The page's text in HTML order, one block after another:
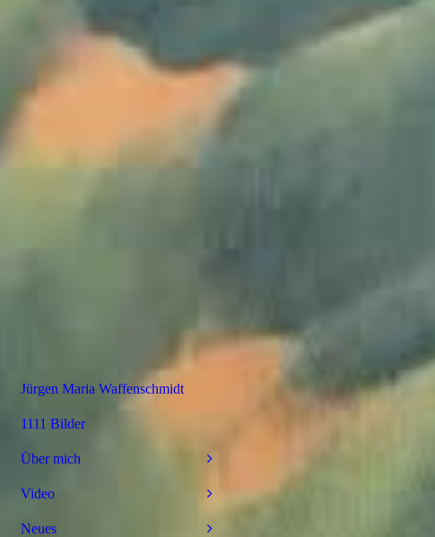
Jürgen Maria Waffenschmidt
1111 Bilder
Über mich
Video
Neues